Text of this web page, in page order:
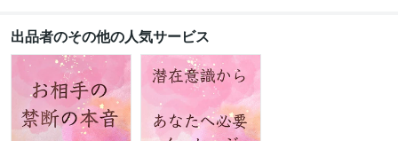
出品者のその他の人気サービス